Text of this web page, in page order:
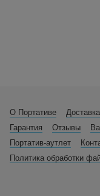
О Портативе Доставка
Гарантия
Отзывы
Портатив-аутлет
Политика обработки